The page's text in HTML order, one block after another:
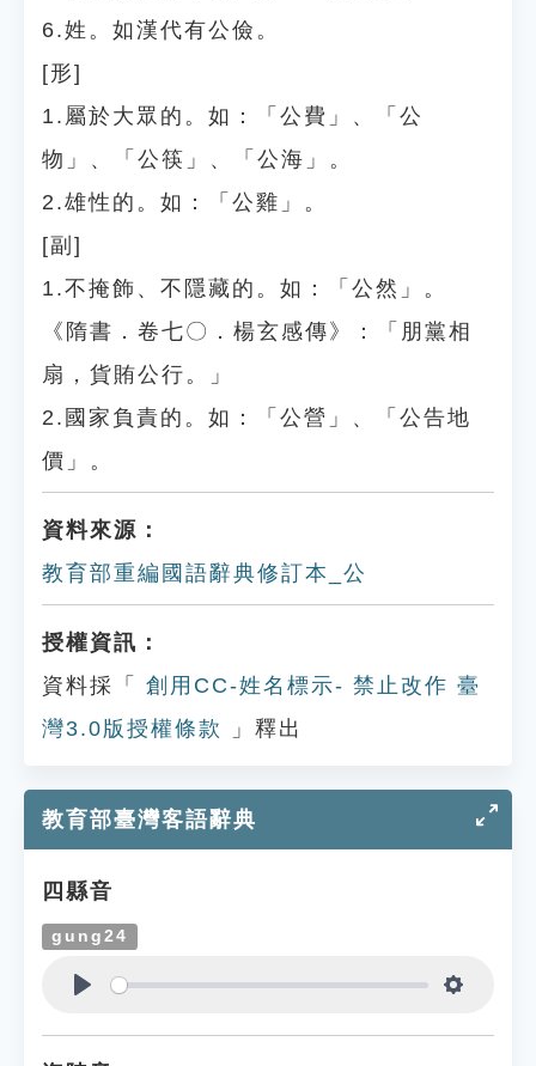
6.姓。如漢代有公儉。
[形]
1.屬於大眾的。如：「公費」、「公
物」、「公筷」、「公海」。
2.雄性的。如：「公雞」。
[副]
1.不掩飾、不隱藏的。如：「公然」。
《隋書．卷七〇．楊玄感傳》：「朋黨相
扇，貨賄公行。」
2.國家負責的。如：「公營」、「公告地
價」。
資料來源：
教育部重編國語辭典修訂本_公
授權資訊：
資料採「
創用CC-姓名標示- 禁止改作 臺
灣3.0版授權條款
」釋出
教育部臺灣客語辭典
四縣音
gung24